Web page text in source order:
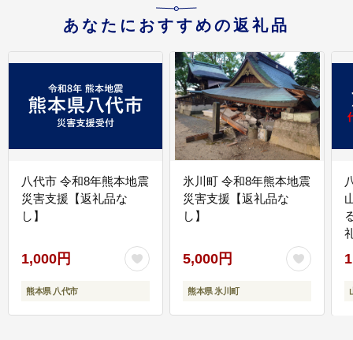
あなたにおすすめの返礼品
八代市 令和8年熊本地震
災害支援【返礼品な
し】
1,000円
熊本県 八代市
氷川町 令和8年熊本地震
災害支援【返礼品な
し】
5,000円
熊本県 氷川町